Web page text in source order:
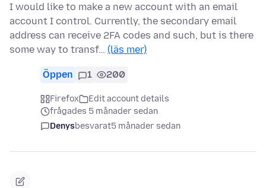
I would like to make a new account with an email
account I control. Currently, the secondary email
address can receive 2FA codes and such, but is there
some way to transf… (läs mer)
Öppen 1 200
Firefox
Edit account details
frågades 5 månader sedan
Denysbesvarat5 månader sedan